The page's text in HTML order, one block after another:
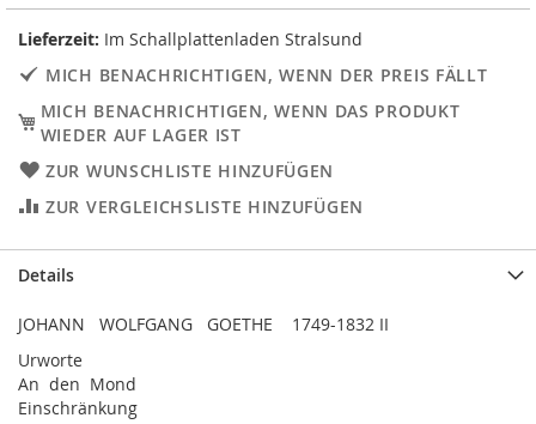
Lieferzeit: Im Schallplattenladen Stralsund
MICH BENACHRICHTIGEN, WENN DER PREIS FÄLLT
MICH BENACHRICHTIGEN, WENN DAS PRODUKT
WIEDER AUF LAGER IST
ZUR WUNSCHLISTE HINZUFÜGEN
ZUR VERGLEICHSLISTE HINZUFÜGEN
Details
JOHANN WOLFGANG GOETHE 1749-1832 II
Urworte
An den Mond
Einschränkung